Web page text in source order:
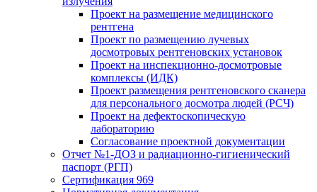
Проект на размещение медицинского
рентгена
Проект по размещению лучевых
досмотровых рентгеновских установок
Проект на инспекционно-досмотровые
комплексы (ИДК)
Проект размещения рентгеновского сканера
для персонального досмотра людей (РСЧ)
Проект на дефектоскопическую
лабораторию
Согласование проектной документации
Отчет №1-ДОЗ и радиационно-гигиенический
паспорт (РГП)
Сертификация 969